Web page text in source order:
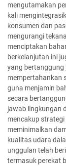
mengutamakan
kali
konsumen dan
mengurangi
menciptakan
berkelanjutan ini
yang bertanggung
mempertahankan
guna menjamin
secara
jawab lingkungan
mencakup
meminimalkan
kualitas udara
unggulan telah
termasuk perekat